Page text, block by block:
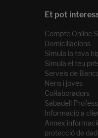
Compte Online
Domiciliacions
Simula la teva
Simula el teu
Serveis de
Nens i joves
Col·laboradors
Sabadell
Informació a
Annex
protecció de